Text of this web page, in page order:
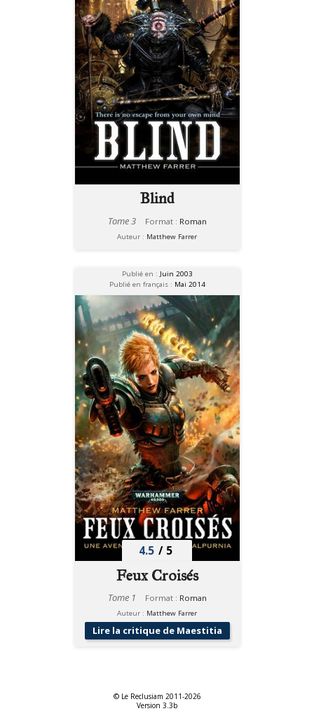
Blind
Tome 3 Format : Roman
Auteur : Matthew Farrer
Publié en : Juin 2003
Publié en français : Mai 2014
4.5 / 5
Feux Croisés
Tome 1 Format : Roman
Auteur : Matthew Farrer
Lire la critique de Maestitia
© Le Reclusiam 2011-2026
Version 3.3b